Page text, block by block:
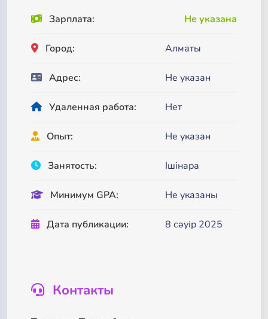
Зарплата: Не указана
Город: Алматы
Адрес: Не указан
Удаленная работа: Нет
Опыт: Не указан
Занятость: Ішінара
Минимум GPA: Не указаны
Дата публикации: 8 сәуір 2025
Контакты